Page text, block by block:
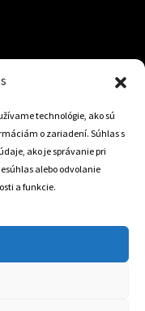
technológie, ako sú
o zariadení. Súhlas s
ako je správanie pri
alebo odvolanie
a funkcie.